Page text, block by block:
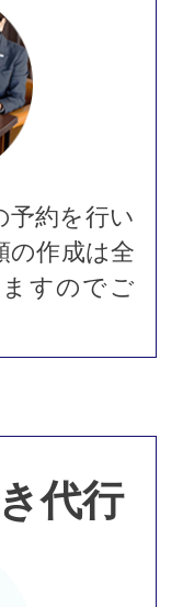
予約を行い
の作成は全
すのでご
代行